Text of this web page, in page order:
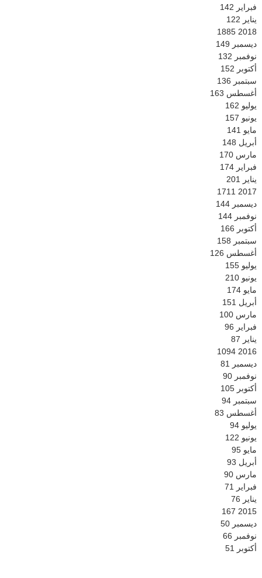
فبراير 142
يناير 122
2018
1885
ديسمبر 149
نوفمبر 132
أكتوبر 152
سبتمبر 136
أغسطس 163
يوليو 162
يونيو 157
مايو 141
أبريل 148
مارس 170
فبراير 174
يناير
201
2017
1711
ديسمبر 144
نوفمبر 144
أكتوبر 166
سبتمبر 158
أغسطس 126
يوليو 155
يونيو 210
مايو 174
أبريل 151
مارس 100
فبراير 96
يناير 87
2016
1094
ديسمبر
81
نوفمبر 90
أكتوبر 105
سبتمبر 94
أغسطس 83
يوليو 94
يونيو 122
مايو 95
أبريل 93
مارس 90
فبراير
71
يناير 76
2015
167
ديسمبر 50
نوفمبر 66
أكتوبر
51